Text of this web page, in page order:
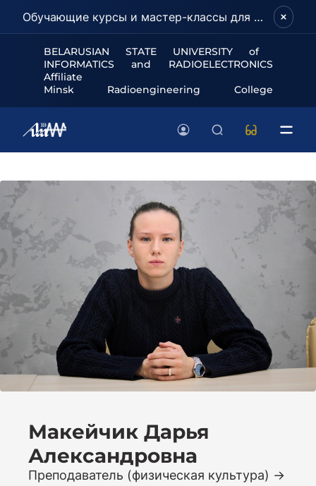
Обучающие курсы и мастер-классы для школьников и абитуриентов!
BELARUSIAN STATE UNIVERSITY of
INFORMATICS and RADIOELECTRONICS
Affiliate
Minsk Radioengineering College
Макейчик Дарья
Александровна
Преподаватель (физическая культура)